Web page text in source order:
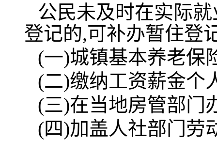
公民未及时在实际
登记的,可补办暂住登
(一)城镇基本养老保
(二)缴纳工资薪金个
(三)在当地房管部门
(四)加盖人社部门劳